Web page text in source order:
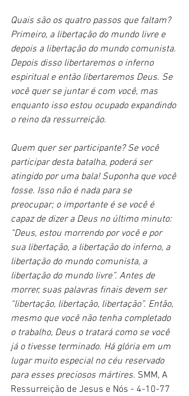
Quais são os quatro passos que faltam?
Primeiro, a libertação do mundo livre e
depois a libertação do mundo comunista.
Depois disso libertaremos o inferno
espiritual e então libertaremos Deus. Se
você quer se juntar é com você, mas
enquanto isso estou ocupado expandindo
o reino da ressurreição.
Quem quer ser participante? Se você
participar desta batalha, poderá ser
atingido por uma bala! Suponha que você
fosse. Isso não é nada para se
preocupar; o importante é se você é
capaz de dizer a Deus no último minuto:
“Deus, estou morrendo por você e por
sua libertação, a libertação do inferno, a
libertação do mundo comunista, a
libertação do mundo livre”. Antes de
morrer, suas palavras finais devem ser
“libertação, libertação, libertação”. Então,
mesmo que você não tenha completado
o trabalho, Deus o tratará como se você
já o tivesse terminado. Há glória em um
lugar muito especial no céu reservado
para esses preciosos mártires. SMM, A
Ressurreição de Jesus e Nós - 4-10-77